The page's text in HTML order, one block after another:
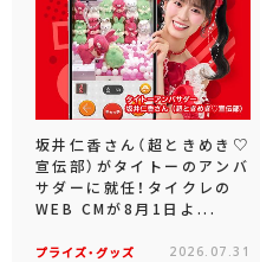
坂井仁香さん（超ときめき♡
宣伝部）がタイトーのアンバ
サダーに就任！タイクレの
WEB CMが8月1日よ...
プライズ・グッズ 2026.07.31